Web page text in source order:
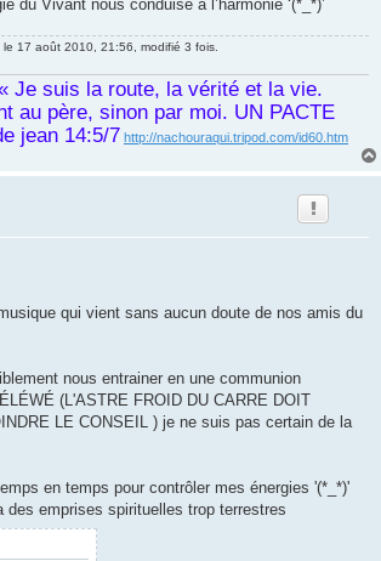
du Vivant nous conduise a l’harmonie ‘(*_*)’
le 17 août 2010, 21:56, modifié 3 fois.
Je suis la route, la vérité et la vie.
au père, sinon par moi. UN PACTE
jean 14:5/7 http://nachouraqui.tripod.com/id60.htm
qui vient sans aucun doute de nos amis du
nous entrainer en une communion
(L'ASTRE FROID DU CARRE DOIT
LE CONSEIL ) je ne suis pas certain de la
en temps pour contrôler mes énergies '(*_*)'
des emprises spirituelles trop terrestres